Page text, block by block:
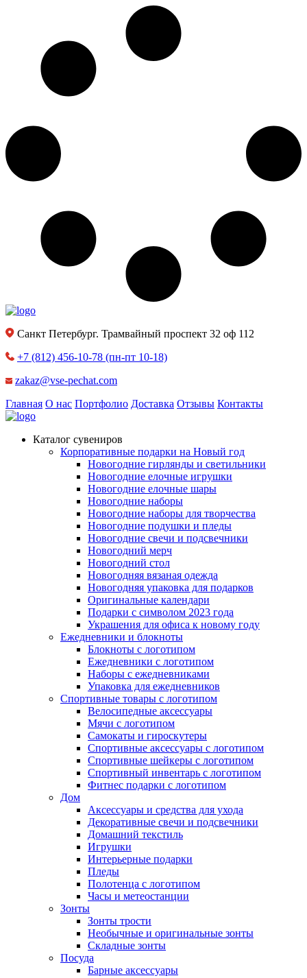
Санкт Петербург. Трамвайный проспект 32 оф 112
+7 (812) 456-10-78 (пн-пт 10-18)
zakaz@vse-pechat.com
Главная О нас Портфолио Доставка Отзывы Контакты
Каталог сувениров
Корпоративные подарки на Новый год
Новогодние гирлянды и светильники
Новогодние елочные игрушки
Новогодние елочные шары
Новогодние наборы
Новогодние наборы для творчества
Новогодние подушки и пледы
Новогодние свечи и подсвечники
Новогодний мерч
Новогодний стол
Новогодняя вязаная одежда
Новогодняя упаковка для подарков
Оригинальные календари
Подарки с символом 2023 года
Украшения для офиса к новому году
Ежедневники и блокноты
Блокноты с логотипом
Ежедневники с логотипом
Наборы с ежедневниками
Упаковка для ежедневников
Спортивные товары с логотипом
Велосипедные аксессуары
Мячи с логотипом
Самокаты и гироскутеры
Спортивные аксессуары с логотипом
Спортивные шейкеры с логотипом
Спортивный инвентарь с логотипом
Фитнес подарки с логотипом
Дом
Аксессуары и средства для ухода
Декоративные свечи и подсвечники
Домашний текстиль
Игрушки
Интерьерные подарки
Пледы
Полотенца с логотипом
Часы и метеостанции
Зонты
Зонты трости
Необычные и оригинальные зонты
Складные зонты
Посуда
Барные аксессуары